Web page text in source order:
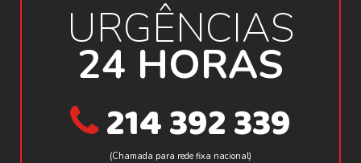
URGÊNCIAS
24 HORAS
214 392 339
(Chamada para rede fixa nacional)